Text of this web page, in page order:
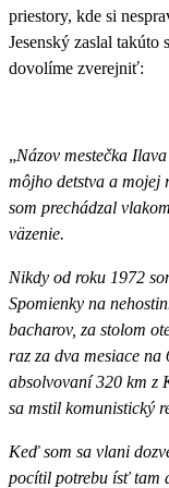
priestory, kde si
Jesenský zaslal takúto
dovolíme zverejniť:
„Názov mestečka
môjho detstva a mojej
som prechádzal
väzenie.
Nikdy od roku 1972
Spomienky na
bacharov, za stolom
raz za dva mesiace
absolvovaní 320 km z
sa mstil komunistický
Keď som sa vlani
pocítil potrebu ísť tam